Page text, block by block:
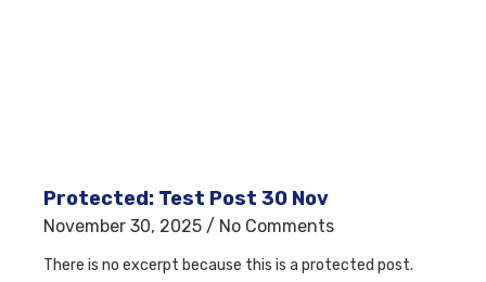
Protected: Test Post 30 Nov
November 30, 2025 No Comments
There is no excerpt because this is a protected post.